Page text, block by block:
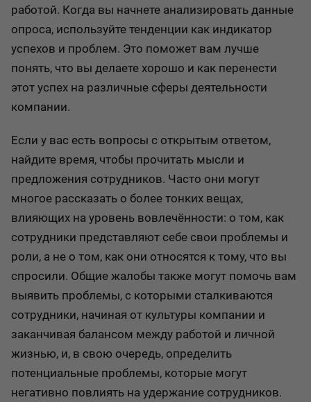
работой. Когда вы начнете анализировать данные
опроса, используйте тенденции как индикатор
успехов и проблем. Это поможет вам лучше
понять, что вы делаете хорошо и как перенести
этот успех на различные сферы деятельности
компании.
Если у вас есть вопросы с открытым ответом,
найдите время, чтобы прочитать мысли и
предложения сотрудников. Часто они могут
многое рассказать о более тонких вещах,
влияющих на уровень вовлечённости: о том, как
сотрудники представляют себе свои проблемы и
роли, а не о том, как они относятся к тому, что вы
спросили. Общие жалобы также могут помочь вам
выявить проблемы, с которыми сталкиваются
сотрудники, начиная от культуры компании и
заканчивая балансом между работой и личной
жизнью, и, в свою очередь, определить
потенциальные проблемы, которые могут
негативно повлиять на удержание сотрудников.